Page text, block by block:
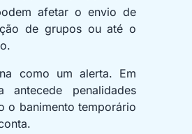
afetar o envio de
de grupos ou até o
como um alerta. Em
antecede penalidades
o banimento temporário